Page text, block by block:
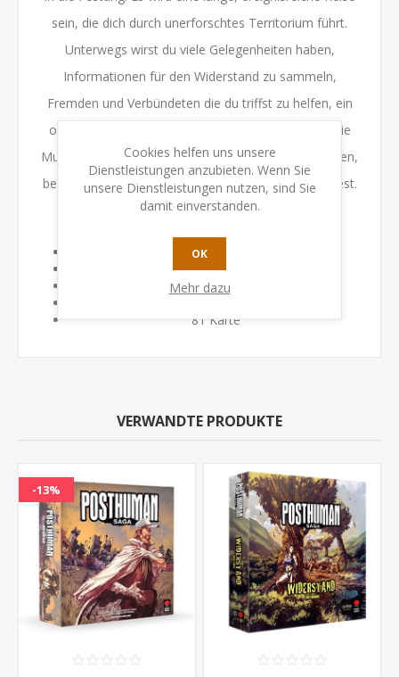
sein, die dich durch unerforschtes Territorium führt.
Unterwegs wirst du viele Gelegenheiten haben,
Informationen für den Widerstand zu sammeln,
Fremden und Verbündeten die du triffst zu helfen, ein
oder zwei entscheidende Schläge im Krieg gegen die
Mutanten zu landen und noch mehr Ruhm zu erlangen,
bevor du wieder durch die Tore der Festung schreitest.
1 Regelheft
1 Storyheft mit 30 neuen Stories
2 Miniaturen (für die 2 neuen Charaktere)
81 Karte
VERWANDTE PRODUKTE
-13%
Cookies helfen uns unsere
Dienstleistungen anzubieten. Wenn Sie
unsere Dienstleistungen nutzen, sind Sie
damit einverstanden.
OK
Mehr dazu